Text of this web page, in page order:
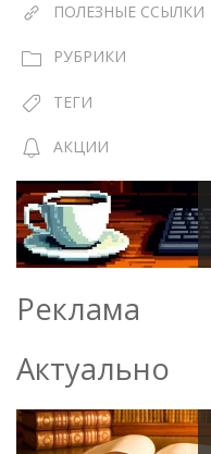
ПОЛЕЗНЫЕ ССЫЛКИ
РУБРИКИ
ТЕГИ
АКЦИИ
Реклама
Актуально